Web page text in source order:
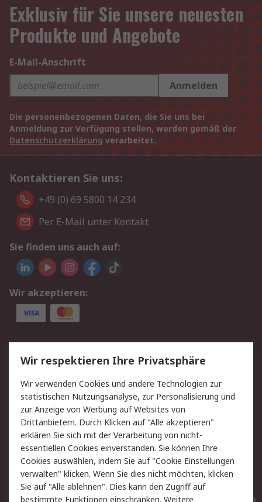
Exklusiv für Sie unsere neuesten
Produkte und Angebote
E-Mail-Anschrift
Anmelden
Die personenbezogenen Daten, die Sie uns bei
Anmeldung zur Verfügung stellen, werden gemäß der
Datenschutzerklärung verarbeitet.
Kontaktieren Sie uns:
+49 (0) 69 5800 14 234
Per E-Mail unter Kontakt
Sie finden uns auch auf:
Wir akzeptieren:
Service
Value Added Services
Lieferlösungen
Rücksendungen
Kontakt
Hilfe
Privatkunden
Rechtliches
AGB
Datenschutz
Cookie-Richtlinie
Zahlungsbedingungen
Copyright/Impressum
Entsorgung
Wir respektieren Ihre Privatsphäre
Wir verwenden Cookies und andere Technologien zur
statistischen Nutzungsanalyse, zur Personalisierung und
zur Anzeige von Werbung auf Websites von
Drittanbietern. Durch Klicken auf "Alle akzeptieren"
erklären Sie sich mit der Verarbeitung von nicht-
essentiellen Cookies einverstanden. Sie können Ihre
Cookies auswählen, indem Sie auf "Cookie Einstellungen
verwalten" klicken. Wenn Sie dies nicht möchten, klicken
Sie auf "Alle ablehnen". Dies kann den Zugriff auf
bestimmte Funktionen einschränken. Weitere